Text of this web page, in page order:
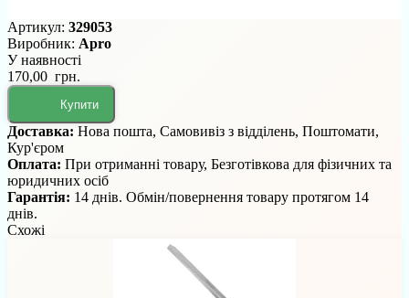
Артикул: 329053
Виробник: Apro
У наявності
170,00 грн.
Купити
Доставка: Нова пошта, Самовивіз з відділень, Поштомати,
Кур'єром
Оплата: При отриманні товару, Безготівкова для фізичних та
юридичних осіб
Гарантія: 14 днів. Обмін/повернення товару протягом 14
днів.
Схожі